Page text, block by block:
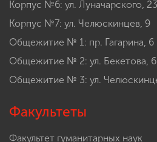
Корпус №4: пл. Минина, 7а
Корпус №6: ул. Луначарского, 23
Корпус №7: ул. Челюскинцев, 9
Общежитие № 1: пр. Гагарина, 6
Общежитие № 2: ул. Бекетова, 6
Факультеты